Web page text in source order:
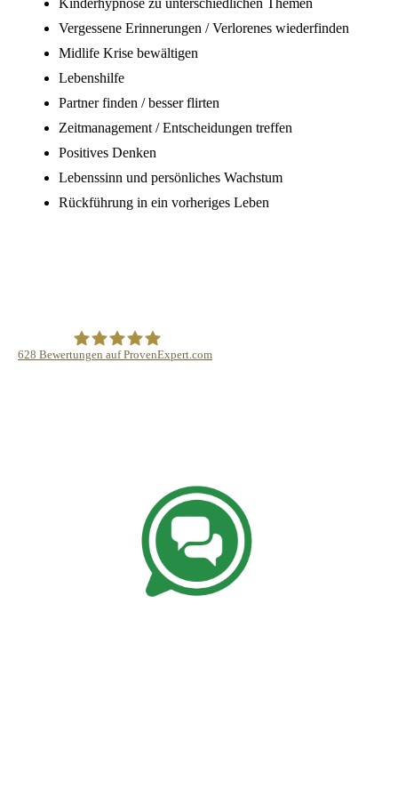
Kinderhypnose zu unterschiedlichen Themen
Vergessene Erinnerungen / Verlorenes wiederfinden
Midlife Krise bewältigen
Lebenshilfe
Partner finden / besser flirten
Zeitmanagement / Entscheidungen treffen
Positives Denken
Lebenssinn und persönliches Wachstum
Rückführung in ein vorheriges Leben